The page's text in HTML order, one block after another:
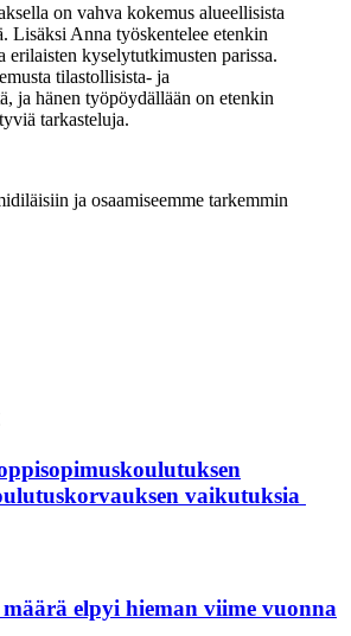
on vahva kokemus alueellisista
Lisäksi Anna työskentelee etenkin
erilaisten kyselytutkimusten parissa.
tilastollisista- ja
ja hänen työpöydällään on etenkin
tarkasteluja.
ja osaamiseemme tarkemmin
vaikutuksia
elpyi hieman viime vuonna